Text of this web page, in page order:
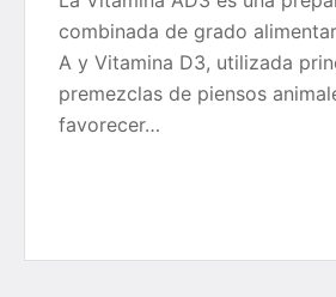
combinada de grado
A y Vitamina D3, utilizada
premezclas de piensos
favorecer…